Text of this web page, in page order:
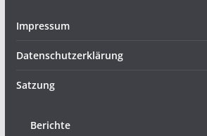
Impressum
Datenschutzerklärung
Satzung
Berichte